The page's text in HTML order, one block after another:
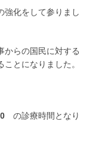
強化をして参りまし
からの国民に対する
ことになりました。
の診療時間となり